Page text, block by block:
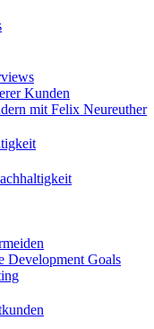
Kunden
mit Felix Neureuther
Development Goals